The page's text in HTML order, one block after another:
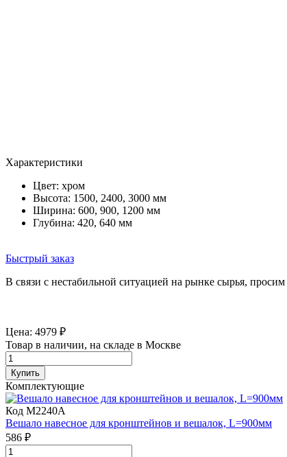
Характеристики
Цвет: хром
Высота: 1500, 2400, 3000 мм
Ширина: 600, 900, 1200 мм
Глубина: 420, 640 мм
Быстрый заказ
В связи с нестабильной ситуацией на рынке сырья,
Цена: 4979 ₽
Товар в наличии, на складе в Москве
Купить
Комплектующие
Код M2240A
Вешало навесное для кронштейнов и вешалок, L=900мм
586 ₽